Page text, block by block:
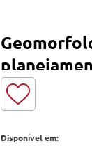
Disponível em: